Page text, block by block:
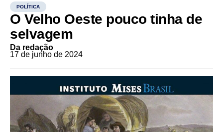
POLÍTICA
O Velho Oeste pouco tinha de
selvagem
Da redação
17 de junho de 2024